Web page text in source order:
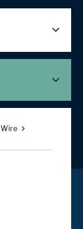
Wire